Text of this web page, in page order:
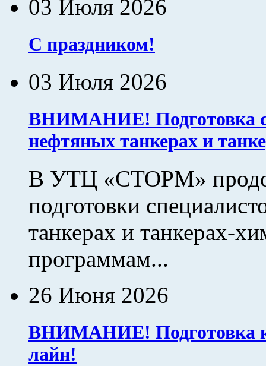
03 Июля 2026
С праздником!
03 Июля 2026
ВНИМАНИЕ! Подготовка
нефтяных танкерах и
В УТЦ «СТОРМ»
подготовки
танкерах и танкерах-
программам...
26 Июня 2026
ВНИМАНИЕ! Подготовка к
лайн!